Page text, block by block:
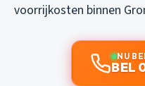
voorrijkosten binnen
NU
BEL